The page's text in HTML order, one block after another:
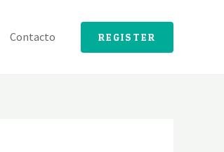
Contacto REGISTER